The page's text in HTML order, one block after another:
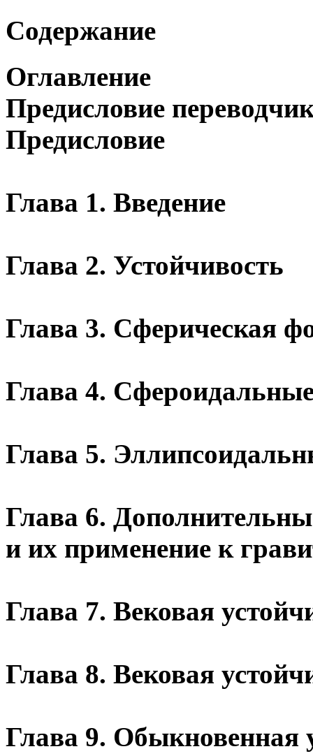
Содержание
Оглавление
Предисловие
Предисловие
Глава 1. Введение
Глава 2. Устойчивость
Глава 3. Сферическая
Глава 4.
Глава 5.
Глава 6.
и их применение к
Глава 7. Вековая
Глава 8. Вековая
Глава 9. Обыкновенная